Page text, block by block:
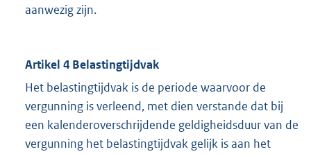
aanwezig zijn.
Artikel 4 Belastingtijdvak
Het belastingtijdvak is de periode waarvoor de
vergunning is verleend, met dien verstande dat bij
een kalenderoverschrijdende geldigheidsduur van de
vergunning het belastingtijdvak gelijk is aan het